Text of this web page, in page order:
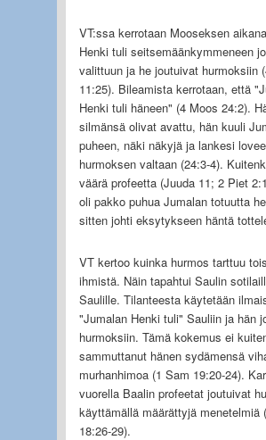
VT:ssa kerrotaan Mooseksen
Henki tuli seitsemäänkymmeneen
valittuun ja he joutuivat hurmoksiin
11:25). Bileamista kerrotaan, että
Henki tuli häneen" (4 Moos 24:2).
silmänsä olivat avattu, hän kuuli
puheen, näki näkyjä ja lankesi
hurmoksen valtaan (24:3-4).
väärä profeetta (Juuda 11; 2 Piet
oli pakko puhua Jumalan totuutta
sitten johti eksytykseen häntä
VT kertoo kuinka hurmos tarttuu
ihmistä. Näin tapahtui Saulin
Saulille. Tilanteesta käytetään
"Jumalan Henki tuli" Sauliin ja hän
hurmoksiin. Tämä kokemus ei
sammuttanut hänen sydämensä
murhanhimoa (1 Sam 19:20-24).
vuorella Baalin profeetat joutuivat
käyttämällä määrättyjä menetelmiä
18:26-29).